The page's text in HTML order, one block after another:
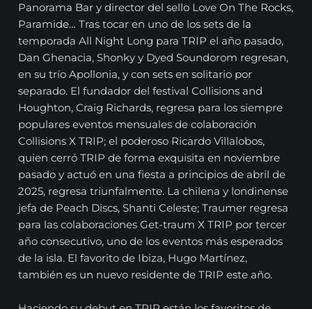
Panorama Bar y director del sello Love On The Rocks,
Paramide… Tras tocar en uno de los sets de la
temporada All Night Long para TRIP el año pasado,
Dan Ghenacia, Shonky y Dyed Soundorom regresan,
en su trío Apollonia, y con sets en solitario por
separado. El fundador del festival Collisions and
Houghton, Craig Richards, regresa para los siempre
populares eventos mensuales de colaboración
Collisions X TRIP; el poderoso Ricardo Villalobos,
quien cerró TRIP de forma exquisita en noviembre
pasado y actuó en una fiesta a principios de abril de
2025, regresa triunfalmente. La chilena y londinense
jefa de Peach Discs, Shanti Celeste; Traumer regresa
para las colaboraciones Get-traum X TRIP por tercer
año consecutivo, uno de los eventos más esperados
de la isla. El favorito de Ibiza, Hugo Martínez,
también es un nuevo residente de TRIP este año.